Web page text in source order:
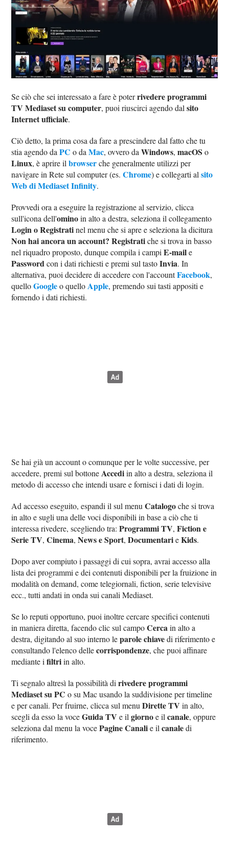
Se ciò che sei interessato a fare è poterrivedere programmi
TV Mediaset su computer, puoi riuscirci agendo dalsito
Internet ufficiale.
Ciò detto, la prima cosa da fare a prescindere dal fatto che tu
stia agendo daPC o daMac, ovvero daWindows,macOS o
Linux, è aprire ilbrowserche generalmente utilizzi per
navigare in Rete sul computer (es.Chrome) e collegarti alsito
Web di Mediaset Infinity.
Provvedi ora a eseguire la registrazione al servizio, clicca
sull'icona dell'ominoin alto a destra, seleziona il collegamento
Login o Registratinel menu che si apre e seleziona la dicitura
Non hai ancora un account? Registratiche si trova in basso
nel riquadro proposto, dunque compila i campiE-maile
Password con i dati richiesti e premi sul tastoInvia. In
alternativa, puoi decidere di accedere con l'accountFacebook,
quelloGoogleo quello Apple, premendo sui tasti appositi e
fornendo i dati richiesti.
Se hai già un account o comunque per le volte successive, per
accedere, premi sul bottone Accediin alto a destra, seleziona il
metodo di accesso che intendi usare e fornisci i dati di login.
Ad accesso eseguito, espandi il sul menuCatalogoche si trova
in alto e sugli una delle voci disponibili in base a ciò che ti
interessa rivedere, scegliendo tra:Programmi TV,Fiction e
Serie TV,Cinema,News e Sport,DocumentarieKids.
Dopo aver compiuto i passaggi di cui sopra, avrai accesso alla
lista dei programmi e dei contenuti disponibili per la fruizione in
modalità on demand, come telegiornali, fiction, serie televisive
ecc., tutti andati in onda sui canali Mediaset.
Se lo reputi opportuno, puoi inoltre cercare specifici contenuti
in maniera diretta, facendo clic sul campoCerca in alto a
destra, digitando al suo interno leparole chiavedi riferimento e
consultando l'elenco dellecorrispondenze, che puoi affinare
mediante ifiltriin alto.
Ti segnalo altresì la possibilità dirivedere programmi
Mediaset su PC o su Mac usando la suddivisione per timeline
e per canali. Per fruirne, clicca sul menuDirette TV in alto,
scegli da esso la voceGuida TV e ilgiornoe ilcanale, oppure
seleziona dal menu la vocePagine Canalie ilcanaledi
riferimento.